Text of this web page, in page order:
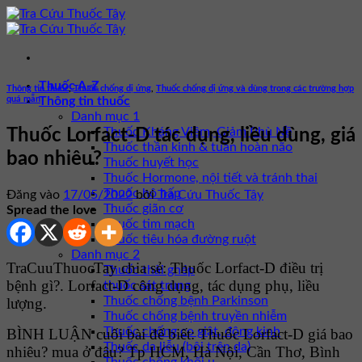
Bỏ
qua
dung
Thuốc A-Z
Thông tin thuốc
Danh mục 1
Thuốc Kháng Viêm, Giảm Phù Nề
Thuốc thần kinh & tuần hoàn não
Thuốc huyết học
Thuốc Hormone, nội tiết và tránh thai
Thuốc hô hấp
Thuốc giãn cơ
Thuốc tim mạch
Thuốc tiêu hóa đường ruột
Danh mục 2
Thuốc thải ghép
thuốc sát trùng
Thuốc chống bệnh Parkinson
Thuốc chống bệnh truyền nhiễm
Thuốc chống co giật, động kinh
Thuốc da liễu (bôi trên da)
Thông tin thuốc,Thuốc chống dị ứng Thuốc chống dị ứng và dùng trong các trường hợp
quá mẫn
Thuốc Lorfact-D tác dụng, liều dùng, giá
bao nhiêu?
Đăng vào 17/05/2022 bởiTra Cứu Thuốc Tây
Spread the love
TraCuuThuocTay chia sẻ: Thuốc Lorfact-D điều trị
bệnh gì?. Lorfact-D công dụng, tác dụng phụ, liều
lượng.
BÌNH LUẬN cuối bài để biết: Thuốc Lorfact-D giá bao
nhiêu? mua ở đâu? Tp HCM, Hà Nội, Cần Thơ, Bình